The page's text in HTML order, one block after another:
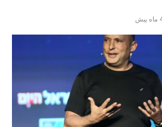
پیش